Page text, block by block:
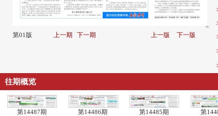
第01版 上一期 下一期 上一版 下一版
往期概览
第14487期
第14486期
第14485期
第